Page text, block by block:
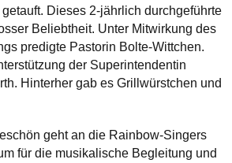
Dieses 2-jährlich durchgeführte
Beliebtheit. Unter Mitwirkung des
predigte Pastorin Bolte-Wittchen.
der Superintendentin
Hinterher gab es Grillwürstchen und
geht an die Rainbow-Singers
für die musikalische Begleitung und